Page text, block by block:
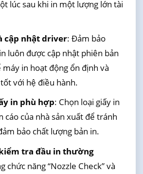
lúc sau khi in một lượng lớn tài
cập nhật driver: Đảm bảo
luôn được cập nhật phiên bản
in hoạt động ổn định và
với hệ điều hành.
in phù hợp: Chọn loại giấy in
cáo của nhà sản xuất để tránh
bảo chất lượng bản in.
tra đầu in thường
chức năng “Nozzle Check” và